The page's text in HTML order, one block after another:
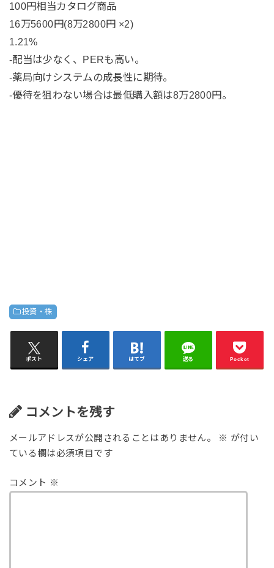
100円相当カタログ商品
16万5600円(8万2800円 ×2)
1.21%
-配当は少なく、PERも高い。
-薬局向けシステムの成長性に期待。
-優待を狙わない場合は最低購入額は8万2800円。
投資・株
ポスト シェア はてブ 送る Pocket
コメントを残す
メールアドレスが公開されることはありません。 ※ が付い
ている欄は必須項目です
コメント ※